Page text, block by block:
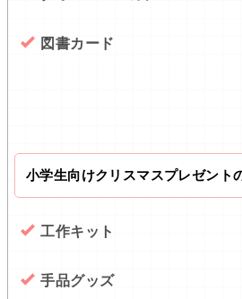
図書カード
小学生向けクリスマスプレゼント
工作キット
手品グッズ